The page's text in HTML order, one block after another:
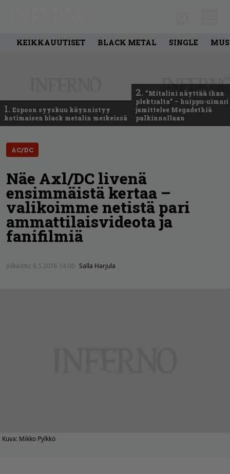
KEIKKAUUTISET BLACK METAL SINGLE
1. Espoon syyskuu käynnistyy
kotimaisen black metalin merkeissä
2. ”Mitalini näyttää ihan
plektralta” – huippu-uimari
jamittelee Megadethiä
palkinnollaan
AC/DC
Näe Axl/DC livenä
ensimmäistä kertaa –
valikoimme netistä pari
ammattilaisvideota ja
fanifilmiä
Julkaistu: 8.5.2016 14:00 Salla Harjula
Kuva: Mikko Pylkkö